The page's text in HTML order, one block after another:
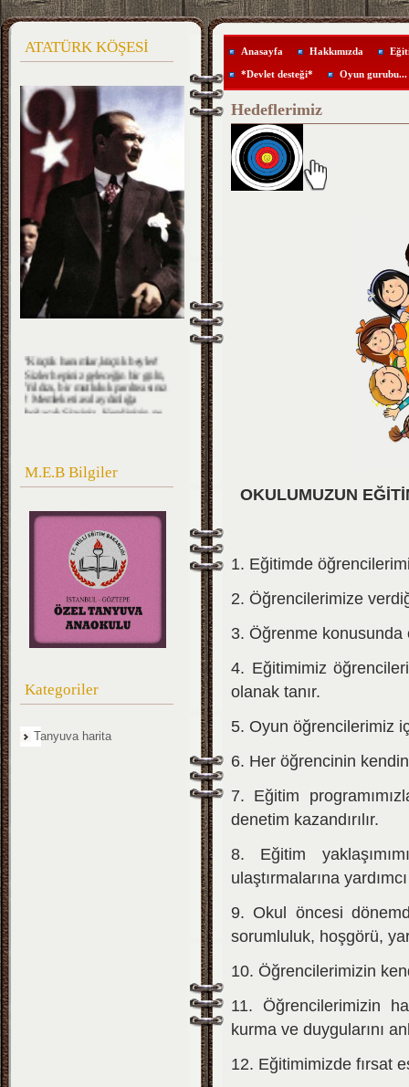
ATATÜRK KÖŞESİ
Sizler hepiniz geleceğin bir gülü,
Yıldızı, bir mutluluk parıltısısınız
! Memleketi asıl aydınlığa
boğacak Sizsiniz. Kendinizin ne
kadar mühim, Kıymetli
M.Kemal ATATÜRK
M.E.B Bilgiler
Kategoriler
Tanyuva harita
Anasayfa Hakkımızda
*Devlet desteği* Oyun gurubu...
Hedeflerimiz
OKULUMUZUN
1. Eğitimde
2. Öğrencilerimize
3. Öğrenme konusunda
4. Eğitimimiz
olanak tanır.
5. Oyun öğrencilerimiz
6. Her öğrencinin
7. Eğitim
denetim kazandırılır.
8. Eğitim
ulaştırmalarına
9. Okul öncesi
sorumluluk, hoşgörü,
10. Öğrencilerimizin
11. Öğrencilerimizin
kurma ve duygularını
12. Eğitimimizde fırsat